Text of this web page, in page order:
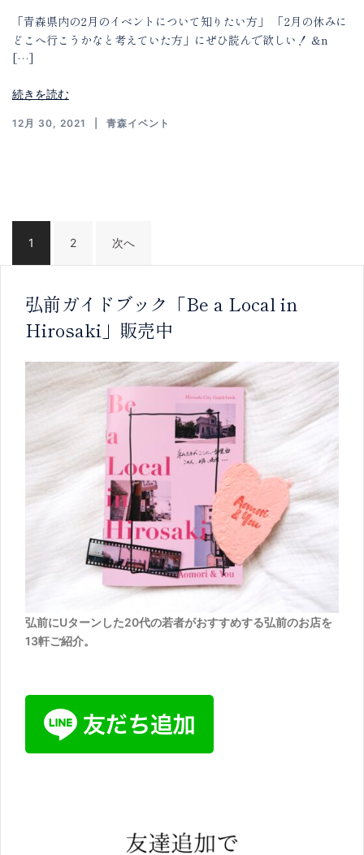
「青森県内の2月のイベントについて知りたい方」 「2月の休みに
どこへ行こうかなと考えていた方」にぜひ読んで欲しい！ &n
[…]
続きを読む
12月 30, 2021 青森イベント
投
1 2 次へ
弘前ガイドブック「Be a Local in
Hirosaki」販売中
弘前にUターンした20代の若者がおすすめする弘前のお店を
13軒ご紹介。